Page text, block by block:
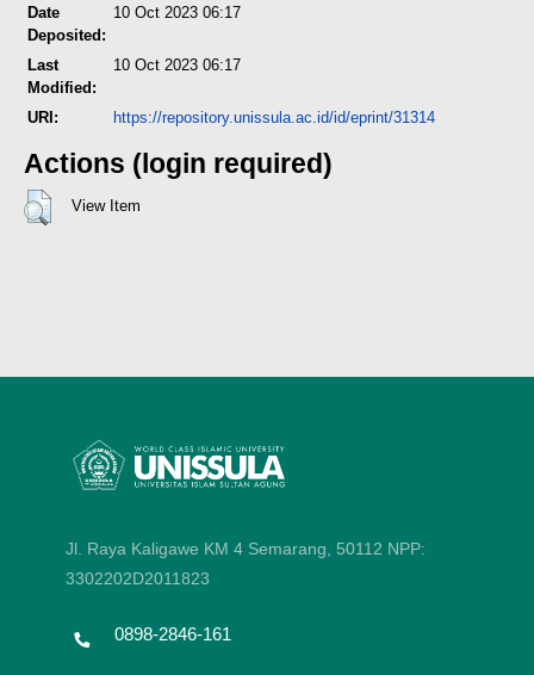
Date
Deposited:
10 Oct 2023 06:17
Last
Modified:
10 Oct 2023 06:17
URI: https://repository.unissula.ac.id/id/eprint/31314
Actions (login required)
View Item
Jl. Raya Kaligawe KM 4 Semarang, 50112 NPP:
3302202D2011823
0898-2846-161